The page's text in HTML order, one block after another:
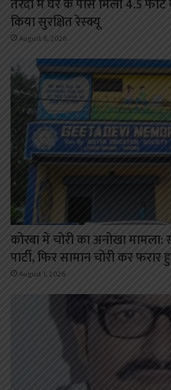
तरदा में घर के पास मिला 4.5
किया सुरक्षित रेस्क्यू
August 8, 2026
कोरबा में चोरी का अनोखा
पार्टी, फिर सामान चोरी कर फरार
August 1, 2026